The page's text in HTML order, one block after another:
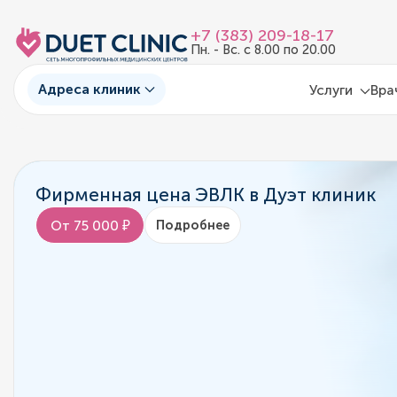
+7 (383) 209-18-17
Пн. - Вс. с 8.00 по 20.00
Адреса клиник Услуги
Фирменная цена ЭВЛК в Дуэт клиник
От 75 000 ₽ Подробнее